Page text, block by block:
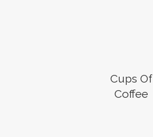
Cups Of
Coffee